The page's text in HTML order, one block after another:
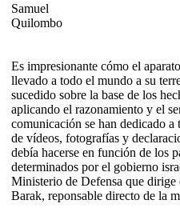
Samuel
Quilombo
Es impresionante cómo el
llevado a todo el mundo a su
sucedido sobre la base de los
aplicando el razonamiento y el
comunicación se han dedicado a
de vídeos, fotografías y
debía hacerse en función de los
determinados por el gobierno
Ministerio de Defensa que
Barak, reponsable directo de la